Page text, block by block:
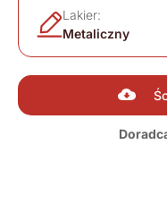
Lakier:
Metaliczny